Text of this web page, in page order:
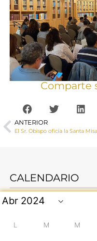
Comparte
ANTERIOR
CALENDARIO
L M M